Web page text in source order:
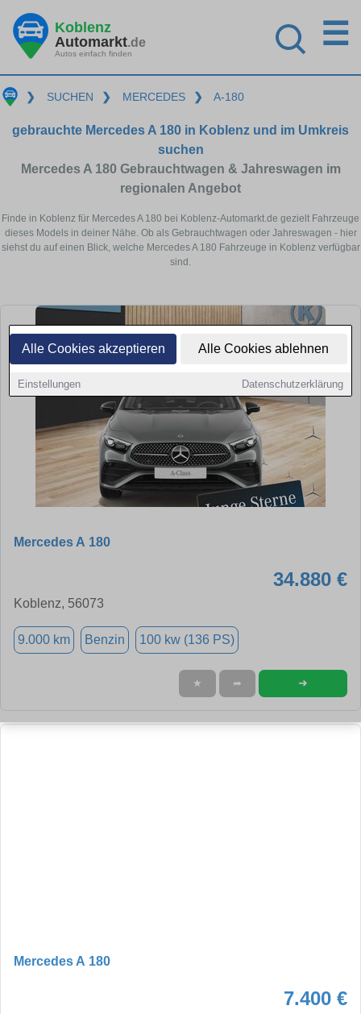
Alle Cookies akzeptieren Alle Cookies ablehnen
Einstellungen Datenschutzerklärung
Koblenz
Automarkt.de
Autos einfach finden
☰
❯ SUCHEN ❯ MERCEDES ❯ A-180
gebrauchte Mercedes A 180 in Koblenz und im Umkreis
suchen
Mercedes A 180 Gebrauchtwagen & Jahreswagen im
regionalen Angebot
Finde in Koblenz für Mercedes A 180 bei Koblenz-Automarkt.de gezielt Fahrzeuge
dieses Models in deiner Nähe. Ob als Gebrauchtwagen oder Jahreswagen - hier
siehst du auf einen Blick, welche Mercedes A 180 Fahrzeuge in Koblenz verfügbar
sind.
Mercedes A 180
34.880 €
Koblenz, 56073
9.000 km Benzin 100 kw (136 PS)
★ ➦ ➜
Mercedes A 180
7.400 €